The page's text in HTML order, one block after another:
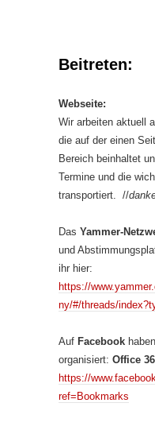
Beitreten:
Webseite:
Wir arbeiten aktuell
die auf der einen
Bereich beinhaltet
Termine und die
transportiert. //
Das Yammer-
und
ihr hier:
https://
ny/#/threads/
Auf Facebook
organisiert: Office
https://
ref=Bookmarks